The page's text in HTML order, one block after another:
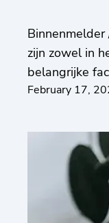
zijn zowel in
belangrijke
February 17,